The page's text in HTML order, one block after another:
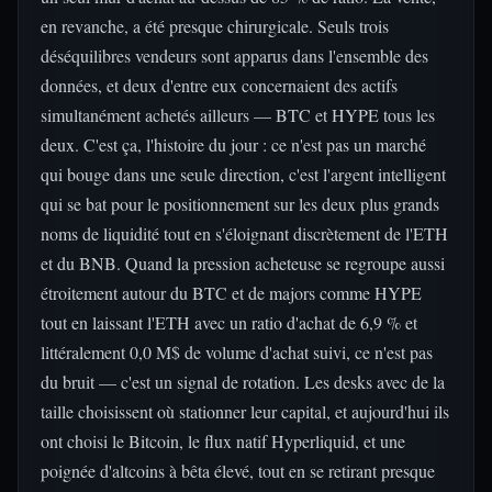
en revanche, a été presque chirurgicale. Seuls trois
déséquilibres vendeurs sont apparus dans l'ensemble des
données, et deux d'entre eux concernaient des actifs
simultanément achetés ailleurs — BTC et HYPE tous les
deux. C'est ça, l'histoire du jour : ce n'est pas un marché
qui bouge dans une seule direction, c'est l'argent intelligent
qui se bat pour le positionnement sur les deux plus grands
noms de liquidité tout en s'éloignant discrètement de l'ETH
et du BNB. Quand la pression acheteuse se regroupe aussi
étroitement autour du BTC et de majors comme HYPE
tout en laissant l'ETH avec un ratio d'achat de 6,9 % et
littéralement 0,0 M$ de volume d'achat suivi, ce n'est pas
du bruit — c'est un signal de rotation. Les desks avec de la
taille choisissent où stationner leur capital, et aujourd'hui ils
ont choisi le Bitcoin, le flux natif Hyperliquid, et une
poignée d'altcoins à bêta élevé, tout en se retirant presque